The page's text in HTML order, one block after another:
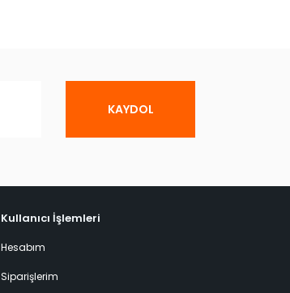
KAYDOL
Kullanıcı İşlemleri
Hesabım
Siparişlerim